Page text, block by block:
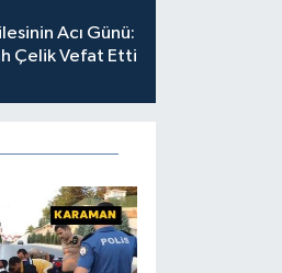
Acı Günü:
Çelik Vefat Etti